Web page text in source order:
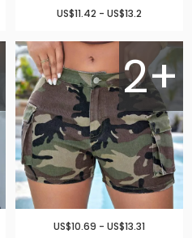
US$11.42 - US$13.2
2+
US$10.69 - US$13.31